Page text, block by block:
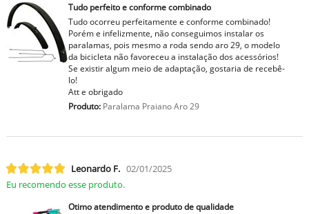
Tudo perfeito e conforme combinado
Tudo ocorreu perfeitamente e conforme combinado!
Porém e infelizmente, não conseguimos instalar os
paralamas, pois mesmo a roda sendo aro 29, o modelo
da bicicleta não favoreceu a instalação dos acessórios!
Se existir algum meio de adaptação, gostaria de recebê-
lo!
Att e obrigado
Produto:Paralama Praiano Aro 29
Leonardo F. 02/01/2025
Eu recomendo esse produto.
Otimo atendimento e produto de qualidade